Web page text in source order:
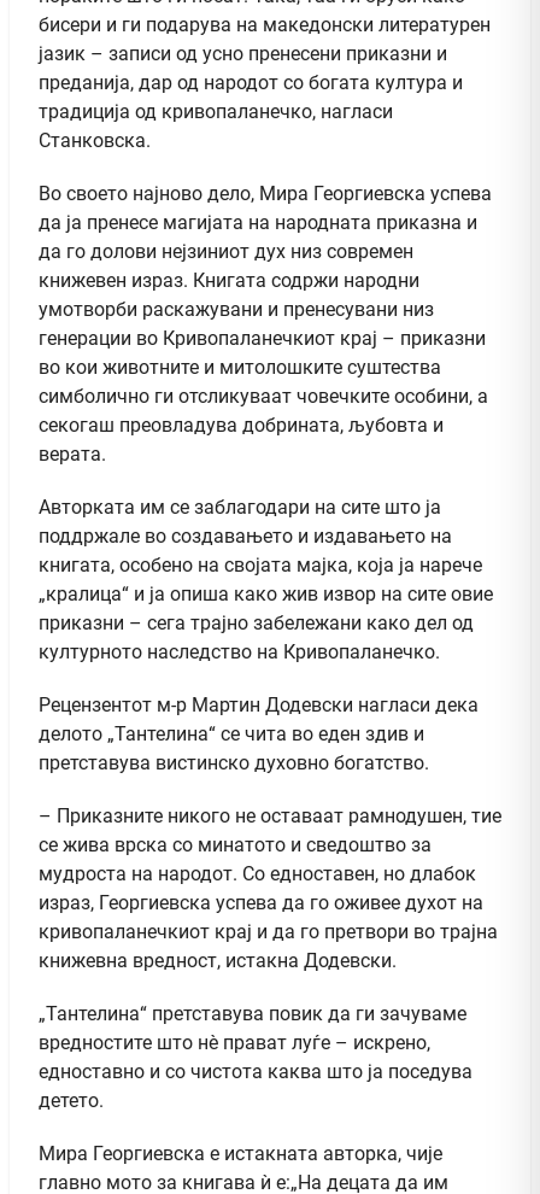
бисери и ги подарува на македонски литературен
јазик – записи од усно пренесени приказни и
преданија, дар од народот со богата култура и
традиција од кривопаланечко, нагласи
Станковска.
Во своето најново дело, Мира Георгиевска успева
да ја пренесе магијата на народната приказна и
да го долови нејзиниот дух низ современ
книжевен израз. Книгата содржи народни
умотворби раскажувани и пренесувани низ
генерации во Кривопаланечкиот крај – приказни
во кои животните и митолошките суштества
симболично ги отсликуваат човечките особини, а
секогаш преовладува добрината, љубовта и
верата.
Авторката им се заблагодари на сите што ја
поддржале во создавањето и издавањето на
книгата, особено на својата мајка, која ја нарече
„кралица“ и ја опиша како жив извор на сите овие
приказни – сега трајно забележани како дел од
културното наследство на Кривопаланечко.
Рецензентот м-р Мартин Додевски нагласи дека
делото „Тантелина“ се чита во еден здив и
претставува вистинско духовно богатство.
– Приказните никого не оставаат рамнодушен, тие
се жива врска со минатото и сведоштво за
мудроста на народот. Со едноставен, но длабок
израз, Георгиевска успева да го оживее духот на
кривопаланечкиот крај и да го претвори во трајна
книжевна вредност, истакна Додевски.
„Тантелина“ претставува повик да ги зачуваме
вредностите што нè прават луѓе – искрено,
едноставно и со чистота каква што ја поседува
детето.
Мира Георгиевска е истакната авторка, чије
главно мото за книгава ѝ е:„На децата да им